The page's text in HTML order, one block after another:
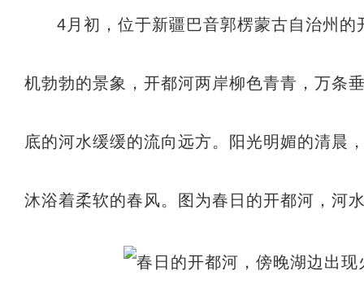
4月初，位于新疆巴音郭楞蒙古自治州
机勃勃的景象，开都河两岸柳色青青，万条
底的河水缓缓的流向远方。阳光明媚的清晨
沐浴着柔软的春风。图为春日的开都河，河